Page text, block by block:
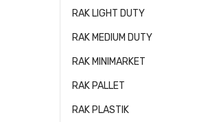
RAK LIGHT DUTY
RAK MEDIUM DUTY
RAK MINIMARKET
RAK PALLET
RAK PLASTIK